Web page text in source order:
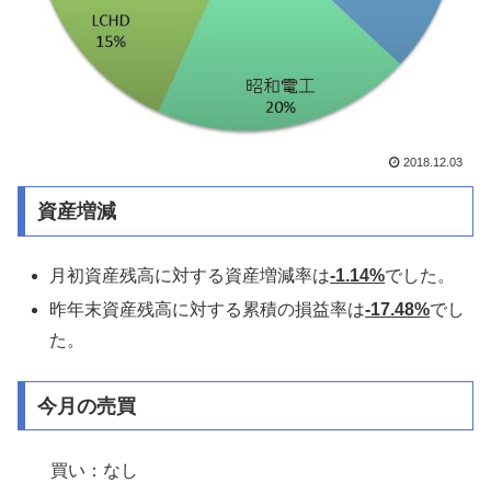
2018.12.03
資産増減
月初資産残高に対する資産増減率は-1.14%でした。
昨年末資産残高に対する累積の損益率は-17.48%でし
た。
今月の売買
買い：なし